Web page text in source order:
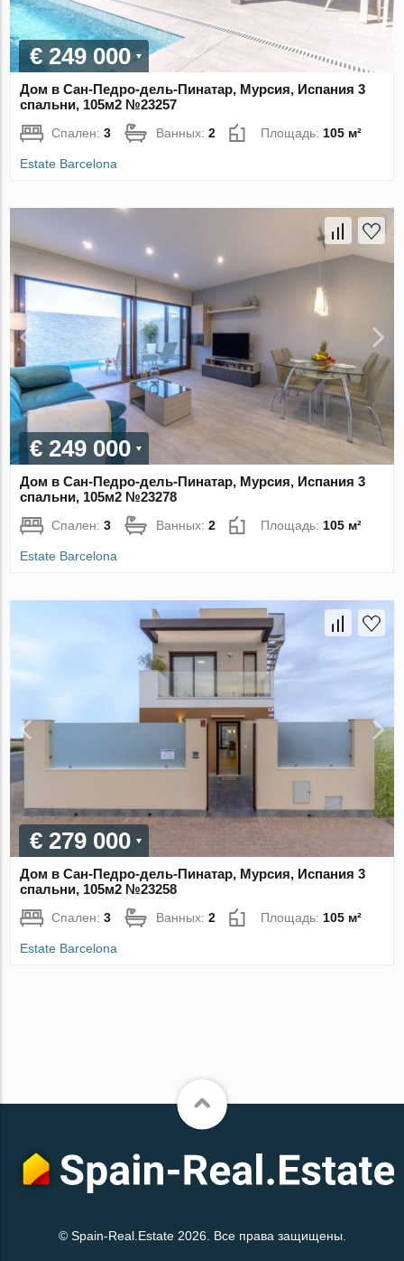
€ 249 000
Дом в Сан-Педро-дель-Пинатар, Мурсия, Испания 3
спальни, 105м2 №23257
Спален:3 Ванных:2 Площадь: 105 м²
Estate Barcelona
€ 249 000
Дом в Сан-Педро-дель-Пинатар, Мурсия, Испания 3
спальни, 105м2 №23278
Спален:3 Ванных:2 Площадь: 105 м²
Estate Barcelona
€ 279 000
Дом в Сан-Педро-дель-Пинатар, Мурсия, Испания 3
спальни, 105м2 №23258
Спален:3 Ванных:2 Площадь: 105 м²
Estate Barcelona
© Spain-Real.Estate 2026. Все права защищены.